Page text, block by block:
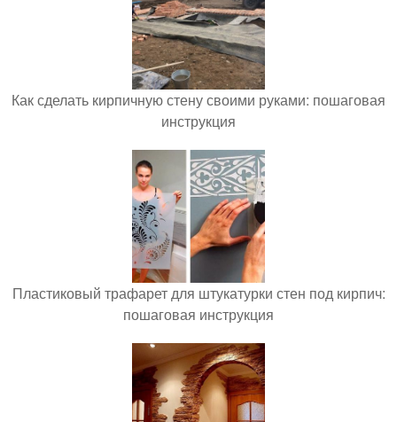
Как сделать кирпичную стену своими руками: пошаговая
инструкция
Пластиковый трафарет для штукатурки стен под кирпич:
пошаговая инструкция